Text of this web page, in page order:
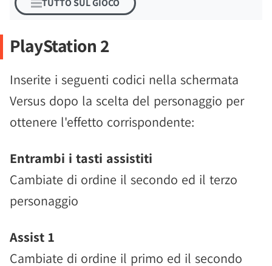
TUTTO SUL GIOCO
PlayStation 2
Inserite i seguenti codici nella schermata
Versus dopo la scelta del personaggio per
ottenere l'effetto corrispondente:
Entrambi i tasti assistiti
Cambiate di ordine il secondo ed il terzo
personaggio
Assist 1
Cambiate di ordine il primo ed il secondo